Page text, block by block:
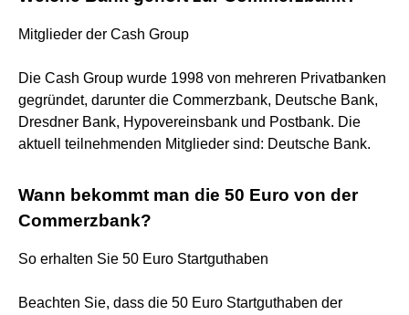
Mitglieder der Cash Group
Die Cash Group wurde 1998 von mehreren Privatbanken
gegründet, darunter die Commerzbank, Deutsche Bank,
Dresdner Bank, Hypovereinsbank und Postbank. Die
aktuell teilnehmenden Mitglieder sind: Deutsche Bank.
Wann bekommt man die 50 Euro von der
Commerzbank?
So erhalten Sie 50 Euro Startguthaben
Beachten Sie, dass die 50 Euro Startguthaben der